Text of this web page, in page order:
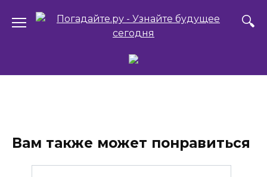
Вам также может понравиться